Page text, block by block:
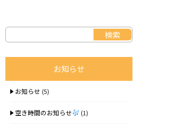
お知らせ
お知らせ (5)
空き時間のお知らせ (1)